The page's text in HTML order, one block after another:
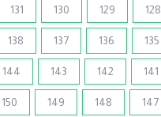
128
129
130
131
135
136
137
138
141
142
143
144
147
148
149
150